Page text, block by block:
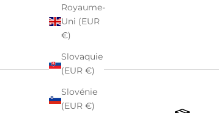
Royaume-
Uni (EUR
€)
Slovaquie
(EUR €)
Slovénie
(EUR €)